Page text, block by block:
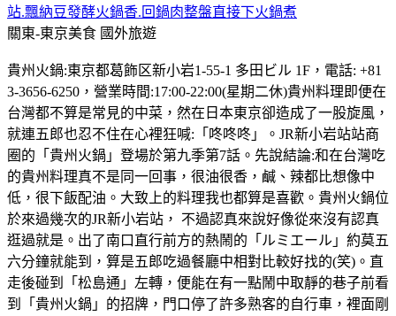
站.飄納豆發酵火鍋香.回鍋肉整盤直接下火鍋煮
關東-東京美食 國外旅遊
貴州火鍋:東京都葛飾区新小岩1-55-1 多田ビル 1F，電話: +81
3-3656-6250，營業時間:17:00-22:00(星期二休)貴州料理即便在
台灣都不算是常見的中菜，然在日本東京卻造成了一股旋風，
就連五郎也忍不住在心裡狂喊:「咚咚咚」。JR新小岩站站商
圈的「貴州火鍋」登場於第九季第7話。先說結論:和在台灣吃
的貴州料理真不是同一回事，很油很香，鹹、辣都比想像中
低，很下飯配油。大致上的料理我也都算是喜歡。貴州火鍋位
於來過幾次的JR新小岩站， 不過認真來說好像從來沒有認真
逛過就是。出了南口直行前方的熱鬧的「ルミエール」約莫五
六分鐘就能到，算是五郎吃過餐廳中相對比較好找的(笑)。直
走後碰到「松島通」左轉，便能在有一點鬧中取靜的巷子前看
到「貴州火鍋」的招牌，門口停了許多熟客的自行車，裡面剛